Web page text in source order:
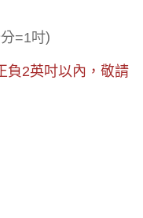
=1吋)
負2英吋以內，敬請